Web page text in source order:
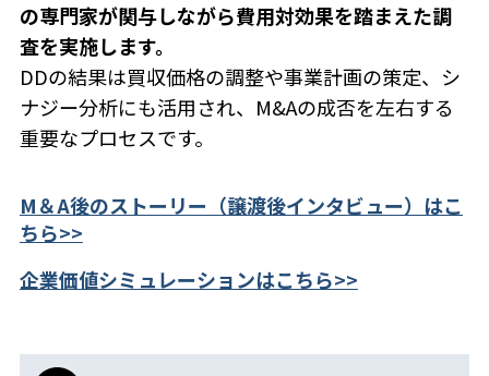
の専門家が関与しながら費用対効果を踏まえた調
査を実施します。
DDの結果は買収価格の調整や事業計画の策定、シ
ナジー分析にも活用され、M&Aの成否を左右する
重要なプロセスです。
M＆A後のストーリー（譲渡後インタビュー）はこ
ちら>>
企業価値シミュレーションはこちら>>